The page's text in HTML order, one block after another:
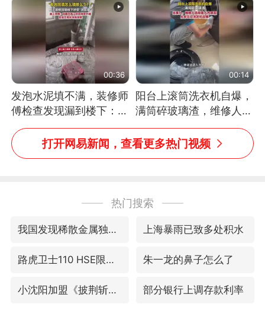
教！
00:36
发泡水泥填不满，装修师
傅检查发现漏到楼下：出
风口未延伸到外墙
00:14
阳台上滚筒洗衣机自爆，
满筒碎玻璃渣，维修人员
称是人为原因，从未见过
洗衣机自爆
打开网易新闻，查看更多热门视频
热门搜索
我国发现稀散金属独立新矿物——乌斯河锗矿 上海暴雨已致多处积水
路虎卫士110 HSE限时降价 朱一龙的鼻子怎么了
小沈阳加盟《披荆斩棘》 部分银行上调存款利率